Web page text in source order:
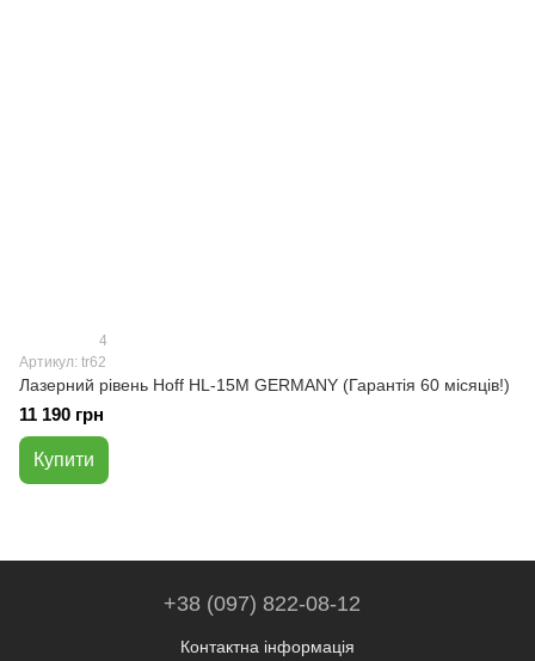
4
Артикул: tr62
Лазерний рівень Hoff HL-15M GERMANY (Гарантія 60 місяців!)
11 190 грн
Купити
+38 (097) 822-08-12
Контактна інформація